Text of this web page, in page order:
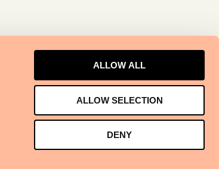
ALLOW ALL
ALLOW SELECTION
DENY